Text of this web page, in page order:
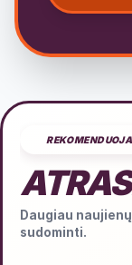
Daugiau
sudominti.